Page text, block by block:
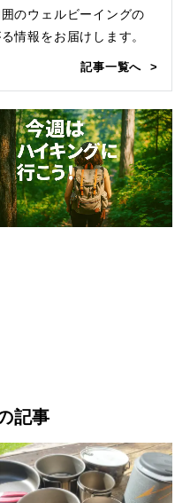
のウェルビーイングの
情報をお届けします。
記事一覧へ
記事